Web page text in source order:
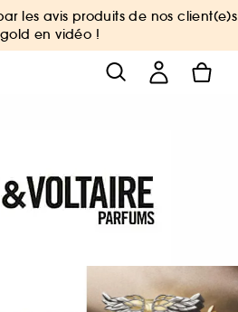
les avis produits de nos client(e)s
gold en vidéo !